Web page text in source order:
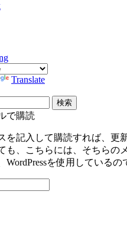
Translate
で購読
を記入して購読すれば、更
も、こちらには、そちらの
WordPressを使用している